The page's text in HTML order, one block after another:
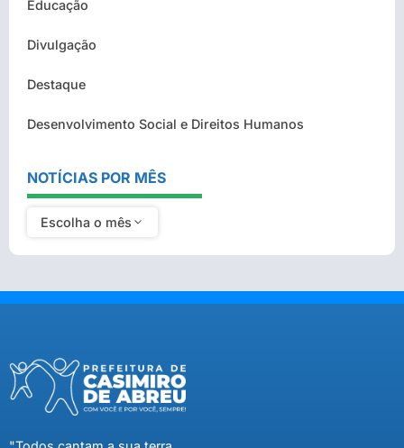
Educação
Divulgação
Destaque
Desenvolvimento Social e Direitos Humanos
NOTÍCIAS POR MÊS
Escolha o mês